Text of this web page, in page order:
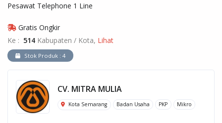
Pesawat Telephone 1 Line
Gratis Ongkir
Ke : 514 Kabupaten / Kota, Lihat
Stok Produk : 4
CV. MITRA MULIA
Kota Semarang Badan Usaha PKP Mikro